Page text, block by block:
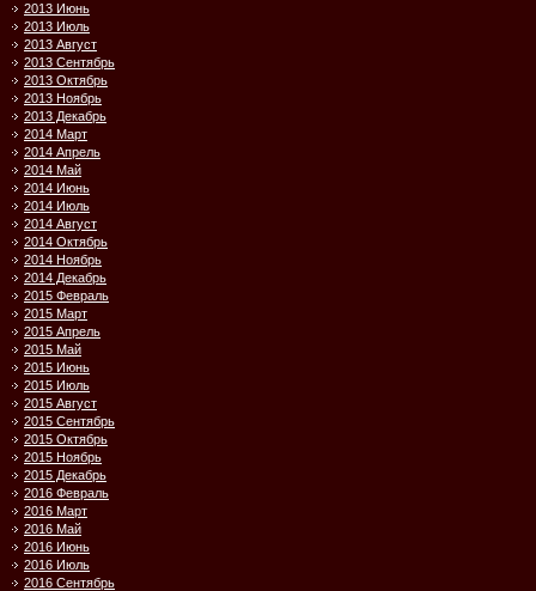
2013 Июнь
2013 Июль
2013 Август
2013 Сентябрь
2013 Октябрь
2013 Ноябрь
2013 Декабрь
2014 Март
2014 Апрель
2014 Май
2014 Июнь
2014 Июль
2014 Август
2014 Октябрь
2014 Ноябрь
2014 Декабрь
2015 Февраль
2015 Март
2015 Апрель
2015 Май
2015 Июнь
2015 Июль
2015 Август
2015 Сентябрь
2015 Октябрь
2015 Ноябрь
2015 Декабрь
2016 Февраль
2016 Март
2016 Май
2016 Июнь
2016 Июль
2016 Сентябрь